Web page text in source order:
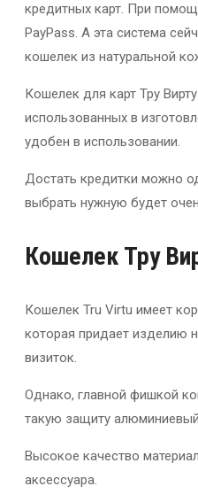
кредитных карт. При
PayPass. А эта система
кошелек из натуральной
Кошелек для карт Тру
использованных в
удобен в использовании.
Достать кредитки можно
выбрать нужную будет
Кошелек Тру
Кошелек Tru Virtu имеет
которая придает изделию
визиток.
Однако, главной фишкой
такую защиту
Высокое качество
аксессуара.